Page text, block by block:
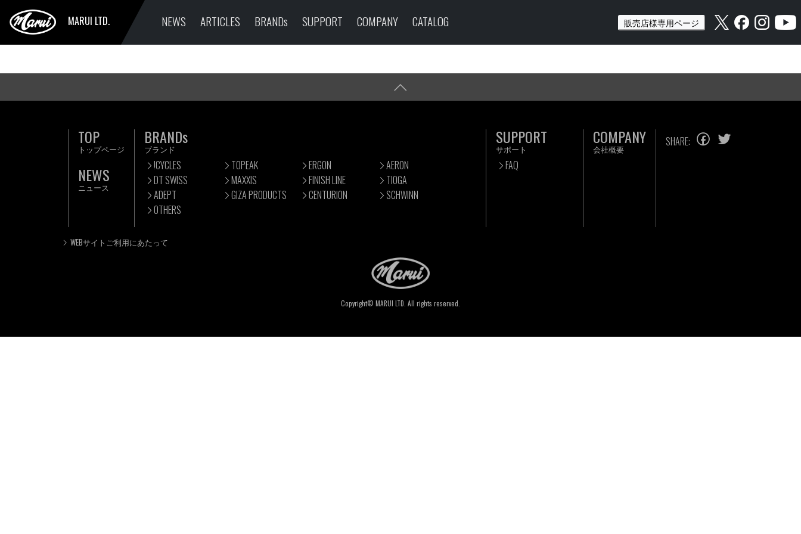
MARUI LTD. NEWS ARTICLES BRANDs SUPPORT COMPANY CATALOG 販売店様専用ページ
TOP
トップページ
NEWS
ニュース
BRANDs
ブランド
!CYCLES TOPEAK ERGON
AERON
DT SWISS
MAXXIS FINISH LINE
TIOGA
ADEPT
GIZA PRODUCTS CENTURION
SCHWINN
OTHERS
SUPPORT
サポート
FAQ
COMPANY
会社概要
SHARE:
WEBサイトご利用にあたって
Copyright© MARUI LTD. All rights reserved.